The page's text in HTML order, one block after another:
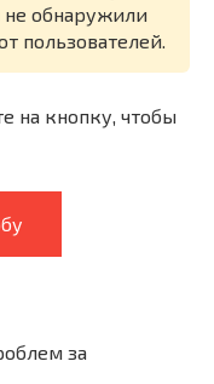
обнаружили
пользователей.
на кнопку, чтобы
за